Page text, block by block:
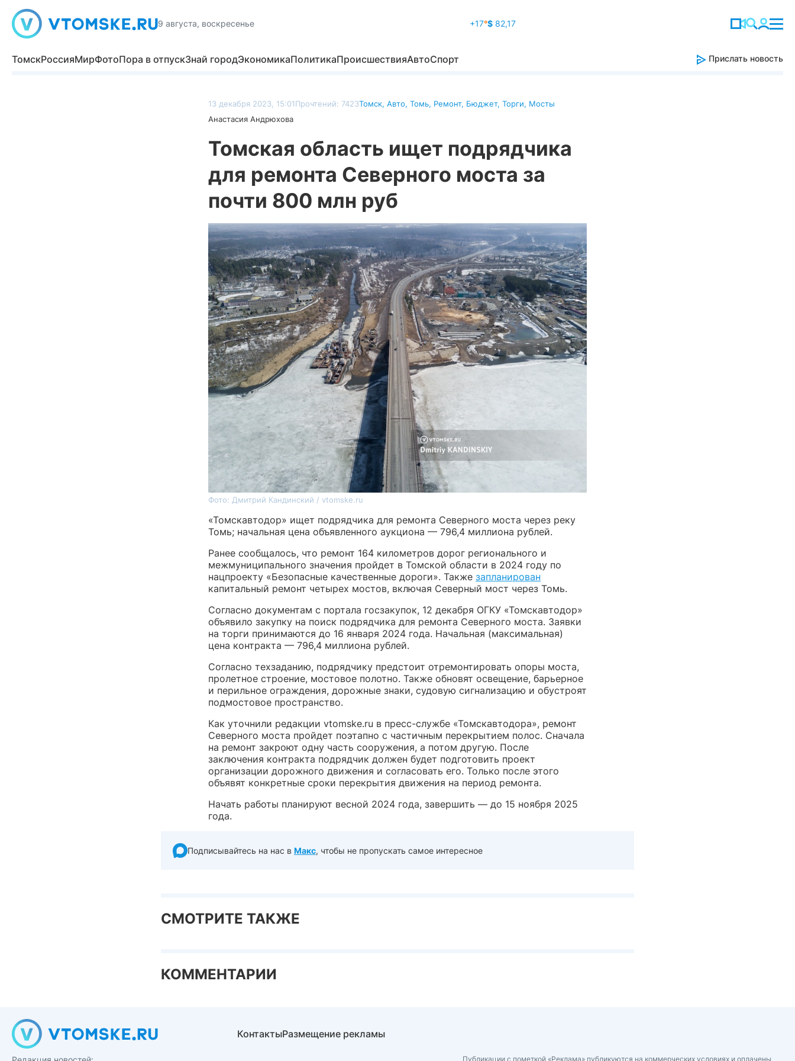
9 августа, воскресенье +17°$82,17
ТомскРоссияМирФотоПора в отпускЗнай городЭкономикаПолитикаПроисшествияАвтоСпорт Прислать новость
13 декабря 2023, 15:01Прочтений: 7423Томск, Авто, Томь, Ремонт, Бюджет, Торги, Мосты
Анастасия Андрюхова
Томская область ищет подрядчика
для ремонта Северного моста за
почти 800 млн руб
Фото: Дмитрий Кандинский / vtomske.ru
«Томскавтодор» ищет подрядчика для ремонта Северного моста через реку
Томь; начальная цена объявленного аукциона — 796,4 миллиона рублей.
Ранее сообщалось, что ремонт 164 километров дорог регионального и
межмуниципального значения пройдет в Томской области в 2024 году по
нацпроекту «Безопасные качественные дороги». Также запланирован
капитальный ремонт четырех мостов, включая Северный мост через Томь.
Согласно документам с портала госзакупок, 12 декабря ОГКУ «Томскавтодор»
объявило закупку на поиск подрядчика для ремонта Северного моста. Заявки
на торги принимаются до 16 января 2024 года. Начальная (максимальная)
цена контракта — 796,4 миллиона рублей.
Согласно техзаданию, подрядчику предстоит отремонтировать опоры моста,
пролетное строение, мостовое полотно. Также обновят освещение, барьерное
и перильное ограждения, дорожные знаки, судовую сигнализацию и обустроят
подмостовое пространство.
Как уточнили редакции vtomske.ru в пресс-службе «Томскавтодора», ремонт
Северного моста пройдет поэтапно с частичным перекрытием полос. Сначала
на ремонт закроют одну часть сооружения, а потом другую. После
заключения контракта подрядчик должен будет подготовить проект
организации дорожного движения и согласовать его. Только после этого
объявят конкретные сроки перекрытия движения на период ремонта.
Начать работы планируют весной 2024 года, завершить — до 15 ноября 2025
года.
Подписывайтесь на нас в Макс, чтобы не пропускать самое интересное
СМОТРИТЕ ТАКЖЕ
КОММЕНТАРИИ
КонтактыРазмещение рекламы
Публикации с пометкой «Реклама» публикуются на коммерческих условиях и оплачены